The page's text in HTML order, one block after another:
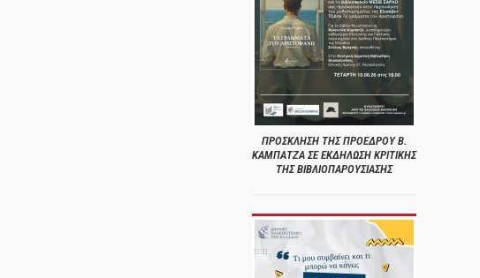
ΠΡΟΣΚΛΗΣΗ ΤΗΣ ΠΡΟΕΔΡΟΥ Β.
ΚΑΜΠΑΤΖΑ ΣΕ ΕΚΔΗΛΩΣΗ ΚΡΙΤΙΚΗΣ
ΤΗΣ ΒΙΒΛΙΟΠΑΡΟΥΣΙΑΣΗΣ